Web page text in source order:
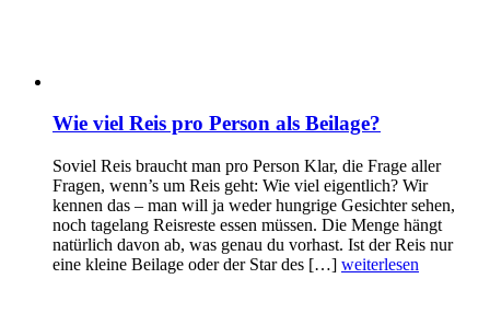
Wie viel Reis pro Person als Beilage?
Soviel Reis braucht man pro Person Klar, die Frage aller
Fragen, wenn’s um Reis geht: Wie viel eigentlich? Wir
kennen das – man will ja weder hungrige Gesichter sehen,
noch tagelang Reisreste essen müssen. Die Menge hängt
natürlich davon ab, was genau du vorhast. Ist der Reis nur
eine kleine Beilage oder der Star des […] weiterlesen